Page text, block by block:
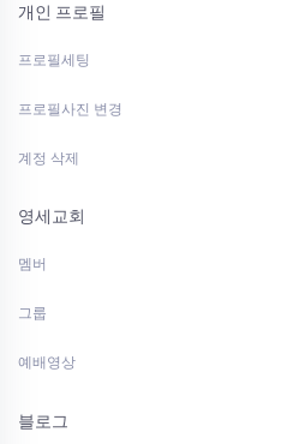
개인 프로필
프로필세팅
프로필사진 변경
계정 삭제
영세교회
멤버
그룹
예배영상
블로그